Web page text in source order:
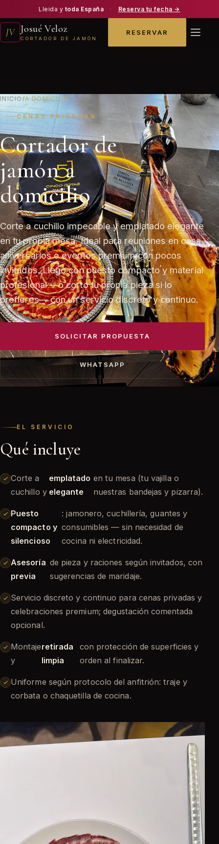
Lleida y toda España · Reserva tu fecha →
JV Josué Veloz
CORTADOR DE JAMÓN
RESERVAR
INICIO/A DOMICILIO
CENAS PRIVADAS
Cortador de
jamón a
domicilio
Corte a cuchillo impecable y emplatado elegante
en tu propia mesa. Ideal para reuniones en casa,
aniversarios o eventos premium con pocos
invitados. Llego con puesto compacto y material
profesional —o corto tu propia pieza si lo
prefieres— con un servicio discreto y continuo.
SOLICITAR PROPUESTA
WHATSAPP
EL SERVICIO
Qué incluye
Corte a
cuchillo y
emplatado
elegante
en tu mesa (tu vajilla o
nuestras bandejas y pizarra).
Puesto
compacto y
silencioso
: jamonero, cuchillería, guantes y
consumibles — sin necesidad de
cocina ni electricidad.
Asesoría
previa
de pieza y raciones según invitados, con
sugerencias de maridaje.
Servicio discreto y continuo para cenas privadas y
celebraciones premium; degustación comentada
opcional.
Montaje
y
retirada
limpia
con protección de superficies y
orden al finalizar.
Uniforme según protocolo del anfitrión: traje y
corbata o chaquetilla de cocina.